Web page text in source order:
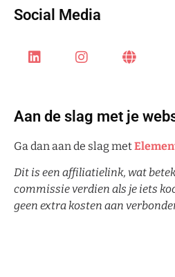
Social Media
Aan de slag met je
Ga dan aan de slag met
Dit is een affiliatielink, wat
commissie verdien als je iets
geen extra kosten aan